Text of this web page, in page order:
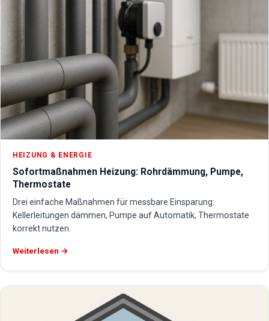
HEIZUNG & ENERGIE
Sofortmaßnahmen Heizung: Rohrdämmung, Pumpe,
Thermostate
Drei einfache Maßnahmen für messbare Einsparung:
Kellerleitungen dämmen, Pumpe auf Automatik, Thermostate
korrekt nutzen.
Weiterlesen →